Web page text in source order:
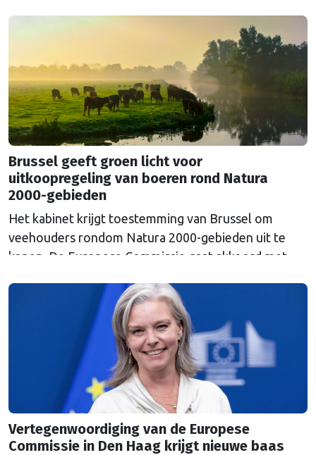
Euroclear parkeerde. De EU bevroor dat geld na de
Continued
Brussel geeft groen licht voor
uitkoopregeling van boeren rond Natura
2000-gebieden
Het kabinet krijgt toestemming van Brussel om
veehouders rondom Natura 2000-gebieden uit te
kopen. De Europese Commissie gaat akkoord met
Vertegenwoordiging van de Europese
Commissie in Den Haag krijgt nieuwe baas